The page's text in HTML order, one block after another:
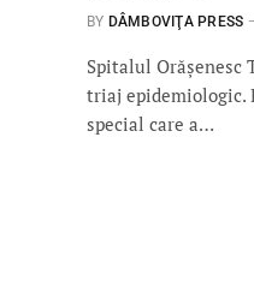
BY DÂMBOVIŢA PRESS
Spitalul Orășenesc
triaj epidemiologic.
special care a…